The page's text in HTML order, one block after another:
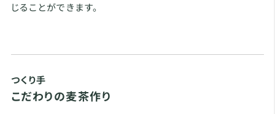
じることができます。
つくり手
こだわりの麦茶作り